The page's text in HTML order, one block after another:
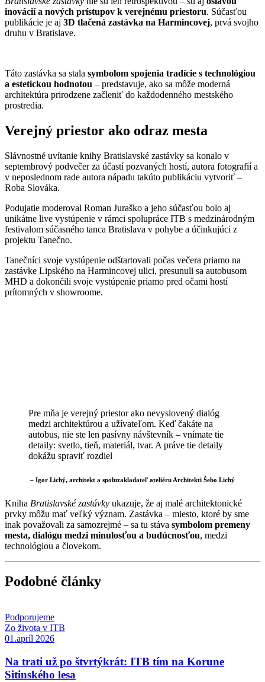
inovácií a nových prístupov k verejnému priestoru. Súčasťou
publikácie je aj 3D tlačená zastávka na Harmincovej, prvá svojho
druhu v Bratislave.
Táto zastávka sa stala symbolom spojenia tradície s technológiou
a estetickou hodnotou – predstavuje, ako sa môže moderná
architektúra prirodzene začleniť do každodenného mestského
prostredia.
Verejný priestor ako odraz mesta
Slávnostné uvítanie knihy Bratislavské zastávky sa konalo v
septembrový podvečer za účastí pozvaných hostí, autora fotografií a
v neposlednom rade autora nápadu takúto publikáciu vytvoriť –
Roba Slováka.
Podujatie moderoval Roman Juraško a jeho súčasťou bolo aj
unikátne live vystúpenie v rámci spolupráce ITB s medzinárodným
festivalom súčasného tanca Bratislava v pohybe a účinkujúci z
projektu Tanečno.
Tanečníci svoje vystúpenie odštartovali počas večera priamo na
zastávke Lipského na Harmincovej ulici, presunuli sa autobusom
MHD a dokončili svoje vystúpenie priamo pred očami hostí
prítomných v showroome.
Pre mňa je verejný priestor ako nevyslovený dialóg
medzi architektúrou a užívateľom. Keď čakáte na
autobus, nie ste len pasívny návštevník – vnímate tie
detaily: svetlo, tieň, materiál, tvar. A práve tie detaily
dokážu spraviť rozdiel
– Igor Lichý, architekt a spoluzakladateľ ateliéru Architekti Šebo Lichý
Kniha Bratislavské zastávky ukazuje, že aj malé architektonické
prvky môžu mať veľký význam. Zastávka – miesto, ktoré by sme
inak považovali za samozrejmé – sa tu stáva symbolom premeny
mesta, dialógu medzi minulosťou a budúcnosťou, medzi
technológiou a človekom.
Podobné články
Podporujeme
Zo života v ITB
01.apríl 2026
Na trati už po štvrtýkrát: ITB tím na Korune
Sitinského lesa